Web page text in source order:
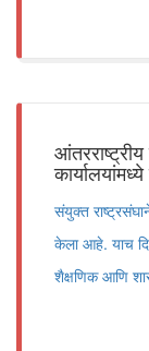
संयुक्त
केला आहे. याच
शैक्षणिक आणि